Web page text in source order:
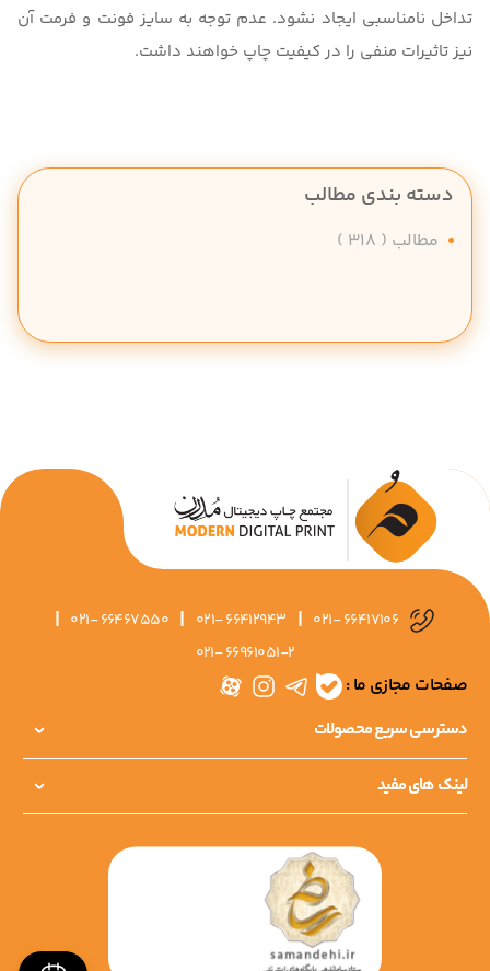
تداخل نامناسبی ایجاد نشود. عدم توجه به سایز فونت و فرمت آن
نیز تاثیرات منفی را در کیفیت چاپ خواهند داشت.
دسته بندی مطالب
مطالب ( 318 )
021- 66417106
|
021- 66412943
|
021- 66467550
|
021- 66961051-2
صفحات مجازی ما :
دسترسی سریع محصولات
لینک های مفید